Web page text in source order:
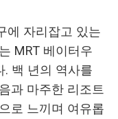
에 자리잡고 있는
MRT 베이터우
. 백 년의 역사를
과 마주한 리조트
로 느끼며 여유롭